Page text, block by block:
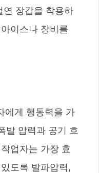
연 장갑을 착용하
이스나 장비를
에게 행동력을 가
발 압력과 공기 흐
업자는 가장 효
도록 발파압력,